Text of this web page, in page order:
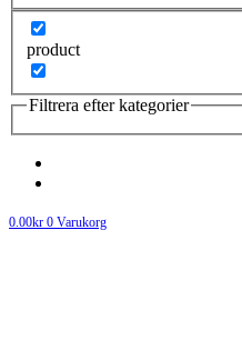
product
Filtrera efter kategorier
0.00kr 0 Varukorg